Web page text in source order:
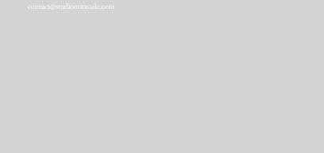
contact@studiomiracolo.com